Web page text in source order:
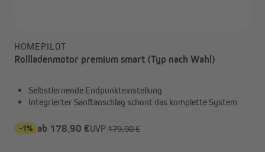
HOMEPILOT
Rollladenmotor premium smart (Typ nach Wahl)
Selbstlernende Endpunkteinstellung
Integrierter Sanftanschlag schont das komplette System
-1% ab 178,90 €UVP 179,90 €